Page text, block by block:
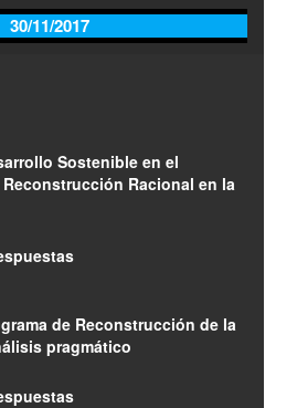
30/11/2017
Sostenible en el
Racional en la
de Reconstrucción de la
pragmático